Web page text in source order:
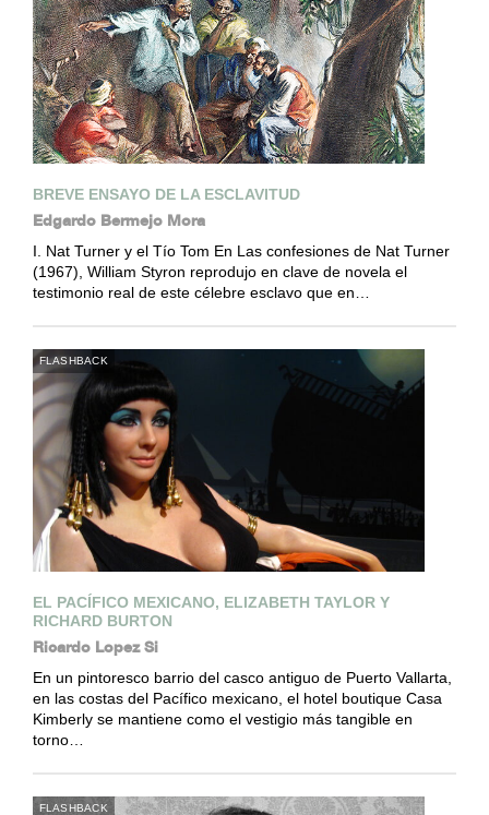
BREVE ENSAYO DE LA ESCLAVITUD
Edgardo Bermejo Mora
I. Nat Turner y el Tío Tom En Las confesiones de Nat Turner
(1967), William Styron reprodujo en clave de novela el
testimonio real de este célebre esclavo que en…
FLASHBACK
EL PACÍFICO MEXICANO, ELIZABETH TAYLOR Y
RICHARD BURTON
Ricardo Lopez Si
En un pintoresco barrio del casco antiguo de Puerto Vallarta,
en las costas del Pacífico mexicano, el hotel boutique Casa
Kimberly se mantiene como el vestigio más tangible en
torno…
FLASHBACK